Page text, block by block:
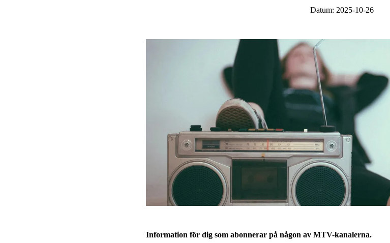
Datum: 2025-10-26
Information för dig som abonnerar på någon av MTV-kanalerna.